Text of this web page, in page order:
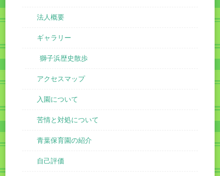
法人概要
ギャラリー
獅子浜歴史散歩
アクセスマップ
入園について
苦情と対処について
青葉保育園の紹介
自己評価